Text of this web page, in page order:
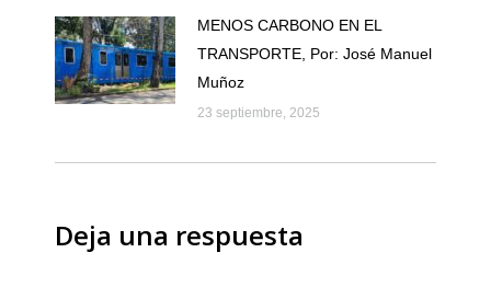
MENOS CARBONO EN EL
TRANSPORTE, Por: José Manuel
Muñoz
23 septiembre, 2025
Deja una respuesta